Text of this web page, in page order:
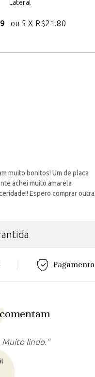
Lateral
ou 5 X R$21.80
muito bonitos! Um de placa
achei muito amarela
Espero comprar
as minhas
Rafaela M. - Recife, Brasil